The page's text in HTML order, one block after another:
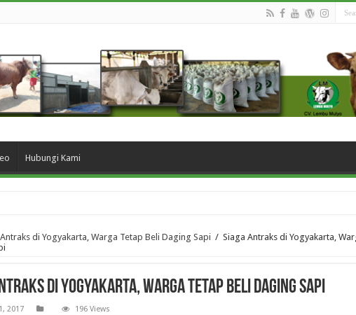
Hubungi Kami
di Yogyakarta, Warga Tetap Beli Daging Sapi / Siaga Antraks di Yogyakarta,
di Yogyakarta, Warga Tetap Beli Daging Sapi
2017 196 Views